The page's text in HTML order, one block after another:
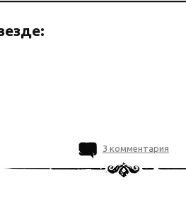
3 комментария